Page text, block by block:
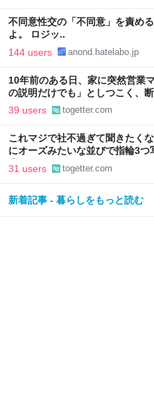
不同意性交の「不同意」を責め
よ。 ロジッ..
144 users anond.hatelabo.jp
10年前のある日、家に突然営業
の説明だけでも」としつこく、
てくれますか」と言われたので
39 users togetter.com
これマジで社不過ぎて聞きたく
にオーズみたいな並びで指輪3
分？
31 users togetter.com
新着記事 - 暮らしをもっと読む